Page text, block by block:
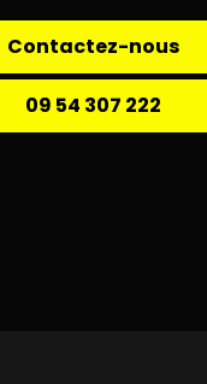
Contactez-nous
09 54 307 222